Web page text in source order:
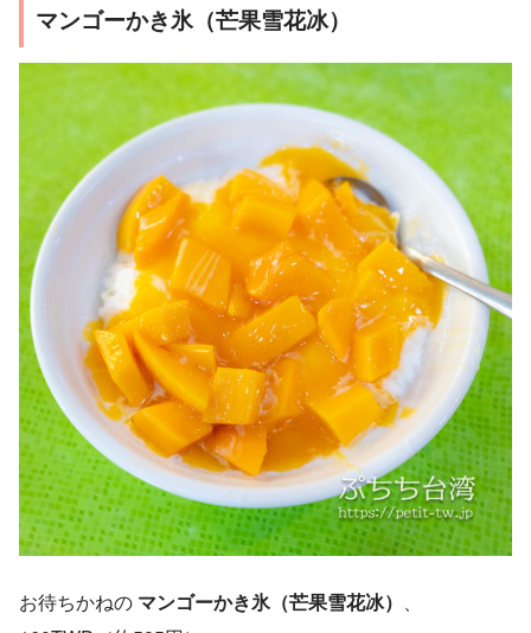
マンゴーかき氷（芒果雪花冰）
お待ちかねの マンゴーかき氷（芒果雪花冰） 、